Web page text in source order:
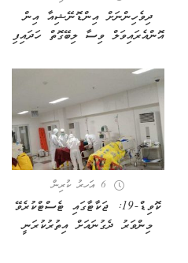
ދިވެހިންނަށް އިންޑޮނޭޝިއާ އިން
އޮންއެރައިވަލް ވިސާ ލިބޭގޮތް ހަދައިފި
6 އަހރު ކުރިން
ކޮވިޑް-19: ޖަކާޓާގައި ޓެސްޓްކުރެވޭ
މިންވަރު ދެގުނައަށް އިތުރުކުރަނީ